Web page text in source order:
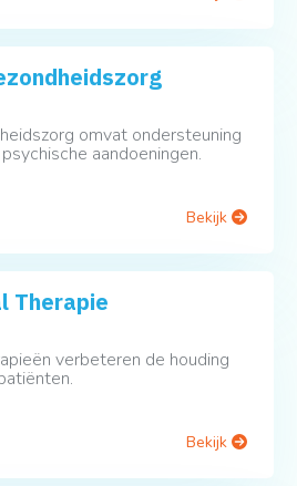
omvat ondersteuning
aandoeningen.
Bekijk
Therapie
verbeteren de houding
Bekijk